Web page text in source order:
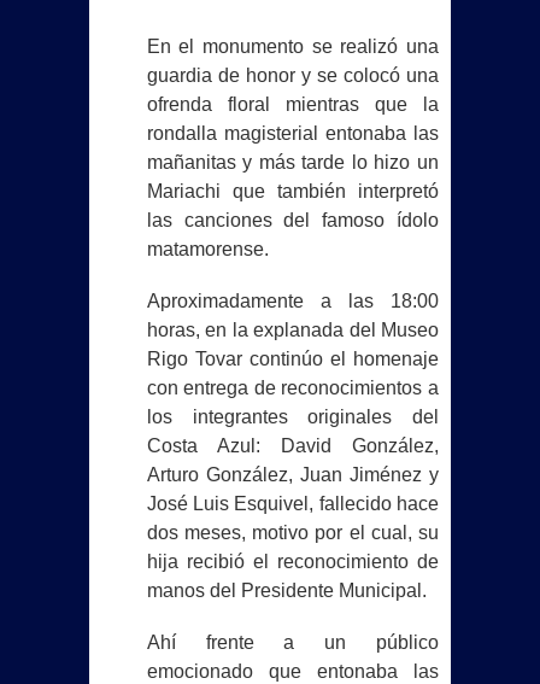
En el monumento se realizó una
guardia de honor y se colocó una
ofrenda floral mientras que la
rondalla magisterial entonaba las
mañanitas y más tarde lo hizo un
Mariachi que también interpretó
las canciones del famoso ídolo
matamorense.
Aproximadamente a las 18:00
horas, en la explanada del Museo
Rigo Tovar continúo el homenaje
con entrega de reconocimientos a
los integrantes originales del
Costa Azul: David González,
Arturo González, Juan Jiménez y
José Luis Esquivel, fallecido hace
dos meses, motivo por el cual, su
hija recibió el reconocimiento de
manos del Presidente Municipal.
Ahí frente a un público
emocionado que entonaba las